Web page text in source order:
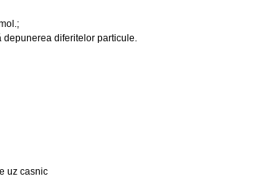
depunerea diferitelor particule.
uz casnic